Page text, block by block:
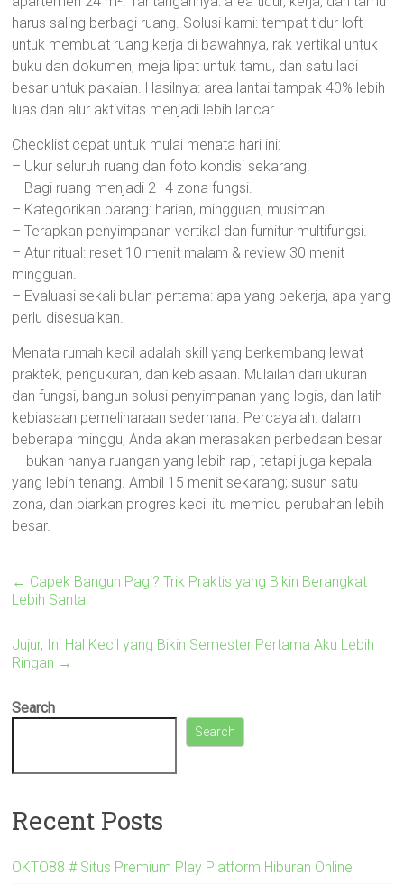
harus saling berbagi ruang. Solusi kami: tempat tidur loft
untuk membuat ruang kerja di bawahnya, rak vertikal untuk
buku dan dokumen, meja lipat untuk tamu, dan satu laci
besar untuk pakaian. Hasilnya: area lantai tampak 40% lebih
luas dan alur aktivitas menjadi lebih lancar.
Checklist cepat untuk mulai menata hari ini:
– Ukur seluruh ruang dan foto kondisi sekarang.
– Bagi ruang menjadi 2–4 zona fungsi.
– Kategorikan barang: harian, mingguan, musiman.
– Terapkan penyimpanan vertikal dan furnitur multifungsi.
– Atur ritual: reset 10 menit malam & review 30 menit
mingguan.
– Evaluasi sekali bulan pertama: apa yang bekerja, apa yang
perlu disesuaikan.
Menata rumah kecil adalah skill yang berkembang lewat
praktek, pengukuran, dan kebiasaan. Mulailah dari ukuran
dan fungsi, bangun solusi penyimpanan yang logis, dan latih
kebiasaan pemeliharaan sederhana. Percayalah: dalam
beberapa minggu, Anda akan merasakan perbedaan besar
— bukan hanya ruangan yang lebih rapi, tetapi juga kepala
yang lebih tenang. Ambil 15 menit sekarang; susun satu
zona, dan biarkan progres kecil itu memicu perubahan lebih
besar.
← Capek Bangun Pagi? Trik Praktis yang Bikin Berangkat
Lebih Santai
Jujur, Ini Hal Kecil yang Bikin Semester Pertama Aku Lebih
Ringan →
Search
Search
Recent Posts
OKTO88 # Situs Premium Play Platform Hiburan Online